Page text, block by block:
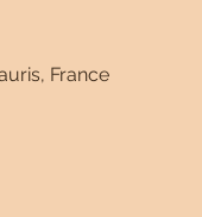
France